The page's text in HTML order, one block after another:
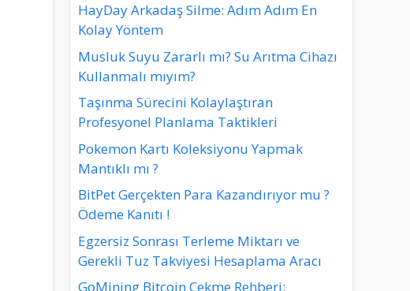
HayDay Arkadaş Silme: Adım Adım En
Kolay Yöntem
Musluk Suyu Zararlı mı? Su Arıtma Cihazı
Kullanmalı mıyım?
Taşınma Sürecini Kolaylaştıran
Profesyonel Planlama Taktikleri
Pokemon Kartı Koleksiyonu Yapmak
Mantıklı mı ?
BitPet Gerçekten Para Kazandırıyor mu ?
Ödeme Kanıtı !
Egzersiz Sonrası Terleme Miktarı ve
Gerekli Tuz Takviyesi Hesaplama Aracı
GoMining Bitcoin Çekme Rehberi: